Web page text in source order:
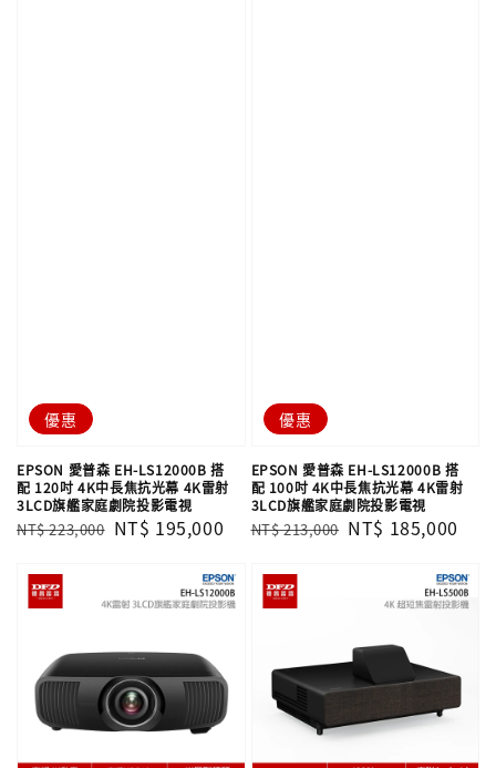
優惠
EPSON 愛普森 EH-LS12000B 搭
配 120吋 4K中長焦抗光幕 4K雷射
3LCD旗艦家庭劇院投影電視
Regular
NT$ 223,000 Sale
NT$ 195,000
優惠
EPSON 愛普森 EH-LS12000B 搭
配 100吋 4K中長焦抗光幕 4K雷射
3LCD旗艦家庭劇院投影電視
Regular
NT$ 213,000 Sale
NT$ 185,000